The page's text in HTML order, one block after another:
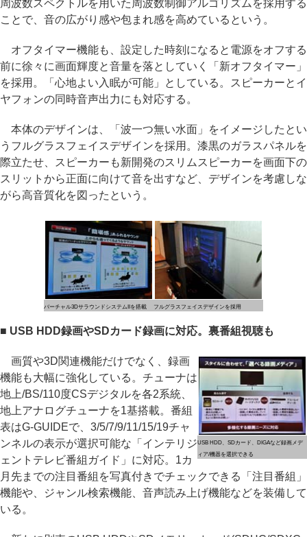
周波数スペクトルを用いた周波数制御アルゴリズムを採用する
ことで、音の広がり感や包まれ感を高めているという。
オフタイマー機能も、設定した時刻になると電源をオフする
前に徐々に画面輝度と音量を落としていく「新オフタイマー」
を採用。「心地よい入眠が可能」としている。スピーカーとイ
ヤフォンの同時音声出力にも対応する。
本体のデザインは、「波一つ無い水面」をイメージしたとい
うフルグラスフェイスデザインを採用。漆黒のガラスパネルを
際立たせ、スピーカーも新開発のスリムスピーカーを画面下の
スリットから正面に向けて音を出すなど、デザインを考慮しな
がら高音質化を図ったという。
バーチャル3DサラウンドシステムIIを搭載 フルグラスフェイスデザインを採用
■ USB HDD録画やSDカード録画に対応。裏番組視聴も
USB HDD、SDカード、DIGAなど録画メデ
ィア/機器を選択できる
画質や3D関連機能だけでなく、録画
機能も大幅に強化している。チューナは
地上/BS/110度CSデジタルを各2系統、
地上アナログチューナを1基搭載。番組
表はG-GUIDEで、3/5/7/9/11/15/19チャ
ンネルの表示が選択可能な「インテリジ
ェントテレビ番組ガイド」に対応。1カ
月先までの注目番組を写真付きでチェックできる「注目番組」
機能や、ジャンル検索機能、音声読み上げ機能などを装備して
いる。